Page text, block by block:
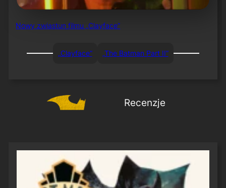
Nowy zwiastun filmu „Clayface”
„Clayface” „The Batman Part II”
Recenzje